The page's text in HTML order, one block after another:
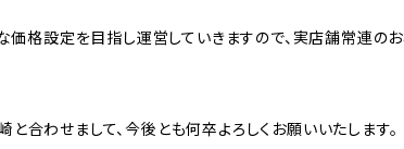
価格設定を目指し運営していきますので、実店舗常連
合わせまして、今後とも何卒よろしくお願いいたします。